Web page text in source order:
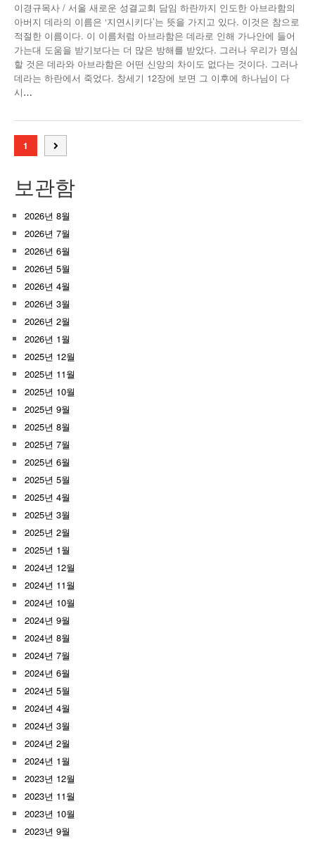
이경규목사 / 서울 새로운 성결교회 담임 하란까지 인도한 아브라함의
아버지 데라의 이름은 ‘지연시키다’는 뜻을 가지고 있다. 이것은 참으로
적절한 이름이다. 이 이름처럼 아브라함은 데라로 인해 가나안에 들어
가는대 도움을 받기보다는 더 많은 방해를 받았다. 그러나 우리가 명심
할 것은 데라와 아브라함은 어떤 신앙의 차이도 없다는 것이다. 그러나
데라는 하란에서 죽었다. 창세기 12장에 보면 그 이후에 하나님이 다
시…
1
보관함
2026년 8월
2026년 7월
2026년 6월
2026년 5월
2026년 4월
2026년 3월
2026년 2월
2026년 1월
2025년 12월
2025년 11월
2025년 10월
2025년 9월
2025년 8월
2025년 7월
2025년 6월
2025년 5월
2025년 4월
2025년 3월
2025년 2월
2025년 1월
2024년 12월
2024년 11월
2024년 10월
2024년 9월
2024년 8월
2024년 7월
2024년 6월
2024년 5월
2024년 4월
2024년 3월
2024년 2월
2024년 1월
2023년 12월
2023년 11월
2023년 10월
2023년 9월